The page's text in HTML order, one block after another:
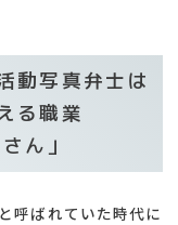
動写真弁士は
る職業
ん」
呼ばれていた時代に